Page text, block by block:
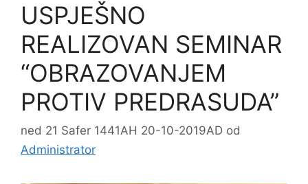
USPJEŠNO
REALIZOVAN SEMINAR
“OBRAZOVANJEM
PROTIV PREDRASUDA”
ned 21 Safer 1441AH 20-10-2019AD od
Administrator